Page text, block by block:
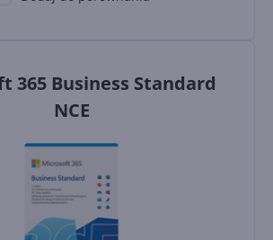
365 Business Standard
NCE